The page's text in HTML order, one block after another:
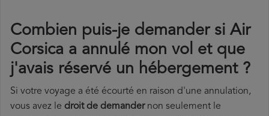
Combien puis-je demander si Air
Corsica a annulé mon vol et que
j'avais réservé un hébergement ?
Si votre voyage a été écourté en raison d'une annulation,
vous avez le droit de demandernon seulement le